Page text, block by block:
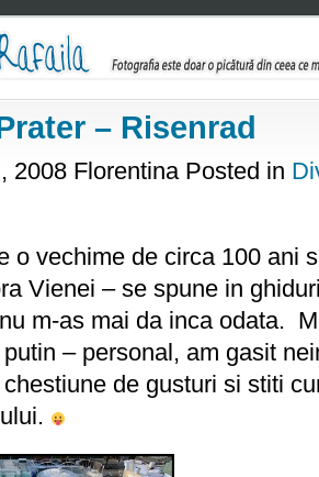
– Risenrad
2008 Florentina Posted in
o vechime de circa 100 ani
Vienei – se spune in
m-as mai da inca odata.
– personal, am gasit
de gusturi si stiti